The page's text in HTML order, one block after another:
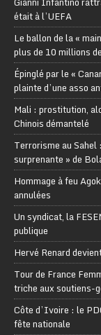
était à l’UEFA
Le ballon de la «
plus de 10 millions
Épinglé par le «
plainte d’une asso
Mali : prostitution,
Chinois démantelé
Terrorisme au Sahel
surprenante » de
Hommage à feu
annulées
Un syndicat, la
publique
Hervé Renard
Tour de France
triche aux soutiens-
Côte d’Ivoire : le
fête nationale